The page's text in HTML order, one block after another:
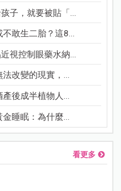
子，就要被貼「...
敢生二胎？這8...
視控制眼藥水納...
改變的現實，...
後成半植物人...
睡眠：為什麼...
看更多